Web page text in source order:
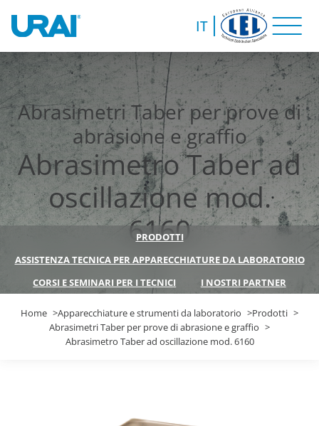
IT
Abrasimetri Taber per prove di
abrasione e graffio
Abrasimetro Taber ad
oscillazione mod.
6160
PRODOTTI
ASSISTENZA TECNICA PER APPARECCHIATURE DA LABORATORIO
CORSI E SEMINARI PER I TECNICI
I NOSTRI PARTNER
Home Apparecchiature e strumenti da laboratorio
Prodotti
Abrasimetri Taber per prove di abrasione e graffio
Abrasimetro Taber ad oscillazione mod. 6160